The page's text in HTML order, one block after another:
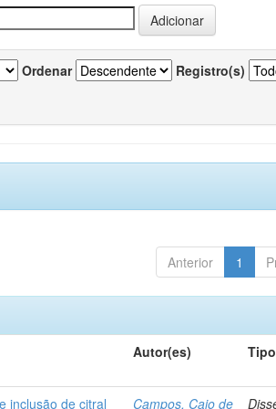
Ordenar Registro(s)
Anterior 1
Autor(es) Tipo
inclusão de citral Campos, Caio de